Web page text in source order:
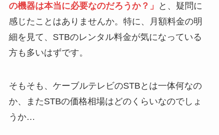
の機器は本当に必要なのだろうか？」
と、疑問に
感じたことはありませんか。特に、月額料金の明
細を見て、STBのレンタル料金が気になっている
方も多いはずです。
そもそも、ケーブルテレビのSTBとは一体何なの
か、またSTBの価格相場はどのくらいなのでしょ
うか…